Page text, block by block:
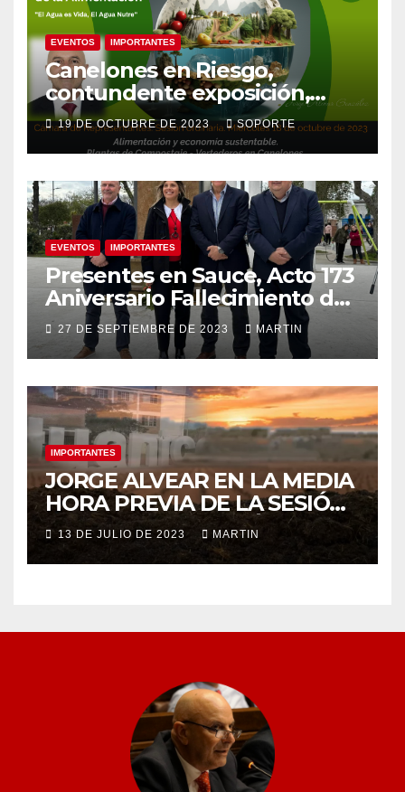
EVENTOS IMPORTANTES
Canelones en Riesgo,
contundente exposición,
agua como recurso, agua
como derecho humano.
19 DE OCTUBRE DE 2023 SOPORTE
EVENTOS IMPORTANTES
Presentes en Sauce, Acto 173
Aniversario Fallecimiento de
José Artigas
27 DE SEPTIEMBRE DE 2023 MARTIN
IMPORTANTES
JORGE ALVEAR EN LA MEDIA
HORA PREVIA DE LA SESIÓN
ORDINARIA DEL MIÉRCOLES
12 DE JULIO
13 DE JULIO DE 2023 MARTIN